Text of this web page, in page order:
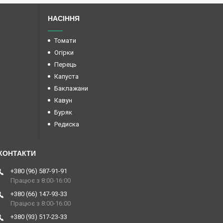
НАСІННЯ
Томати
Огірки
Перець
Капуста
Баклажани
Кавун
Буряк
Редиска
+380 (96) 587-91-91
Працює з 8:00-16:00
+380 (66) 147-93-33
Працює з 8:00-16:00
+380 (93) 517-23-33